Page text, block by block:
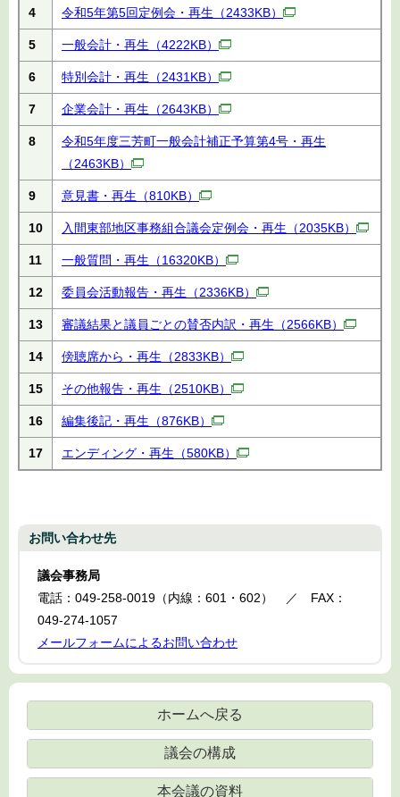
4 令和5年第5回定例会・再生 （2433KB）
5 一般会計・再生 （4222KB）
6 特別会計・再生 （2431KB）
7 企業会計・再生 （2643KB）
8
令和5年度三芳町一般会計補正予算第4号・再生
（2463KB）
9 意見書・再生 （810KB）
10 入間東部地区事務組合議会定例会・再生 （2035KB）
11 一般質問・再生 （16320KB）
12 委員会活動報告・再生 （2336KB）
13 審議結果と議員ごとの賛否内訳・再生 （2566KB）
14 傍聴席から・再生 （2833KB）
15 その他報告・再生 （2510KB）
16 編集後記・再生 （876KB）
17 エンディング・再生 （580KB）
お問い合わせ先
議会事務局
電話：049-258-0019（内線：601・602） ／ FAX：
049-274-1057
メールフォームによるお問い合わせ
ホームへ戻る
議会の構成
本会議の資料